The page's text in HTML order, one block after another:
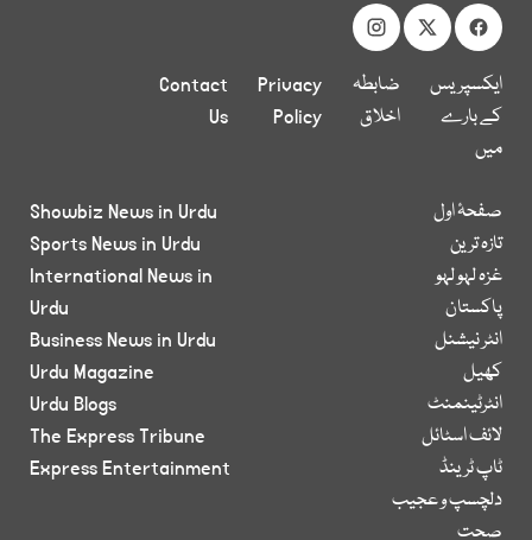
ایکسپریس
کے بارے
میں
ضابطہ
اخلاق
Privacy
Policy
Contact
Us
صفحۂ اول
تازہ ترین
غزہ لہو لہو
پاکستان
انٹر نیشنل
کھیل
انٹرٹینمنٹ
لائف اسٹائل
ٹاپ ٹرینڈ
دلچسپ و عجیب
صحت
Showbiz News in Urdu
Sports News in Urdu
International News in
Urdu
Business News in Urdu
Urdu Magazine
Urdu Blogs
The Express Tribune
Express Entertainment